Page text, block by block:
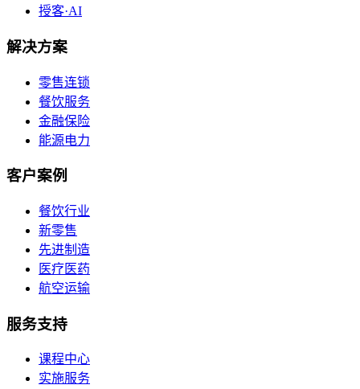
授客·AI
解决方案
零售连锁
餐饮服务
金融保险
能源电力
客户案例
餐饮行业
新零售
先进制造
医疗医药
航空运输
服务支持
课程中心
实施服务